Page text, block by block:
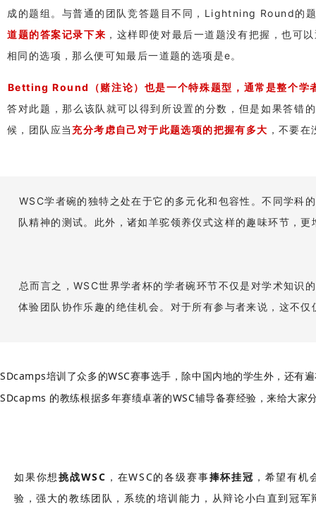
成的题组。与普通的团队竞答题目不同，Lightning Round的
道题的答案记录下来 ，这样即使对最后一道题没有把握，也可
相同的选项，那么便可知最后一道题的选项是e。
Betting Round（赌注论）也是一个特殊题型，通常是整个学
答对此题，那么该队就可以得到所设置的分数，但是如果答
候，团队应当充分考虑自己对于此题选项的把握有多大 ，不要
WSC学者碗的独特之处在于它的多元化和包容性。不同学科
队精神的测试。此外，诸如羊驼领养仪式这样的趣味环节，
总而言之，WSC世界学者杯的学者碗环节不仅是对学术知识
体验团队协作乐趣的绝佳机会。对于所有参与者来说，这不
SDcamps培训了众多的WSC赛事选手，除中国内地的学生外，还有
SDcapms 的教练根据多年赛绩卓著的WSC辅导备赛经验，来给大
如果你想挑战WSC ，在WSC的各级赛事捧杯挂冠 ，希望有机
验，强大的教练团队，系统的培训能力，从辩论小白直到冠